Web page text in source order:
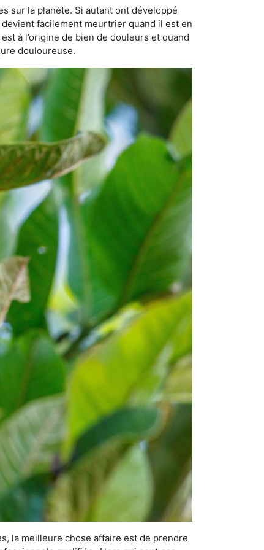
sur la planète. Si autant ont développé
devient facilement meurtrier quand il est en
à l’origine de bien de douleurs et quand
douloureuse.
la meilleure chose affaire est de prendre